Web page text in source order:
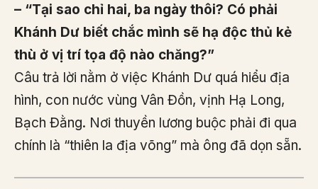
– “Tại sao chỉ hai, ba ngày thôi? Có phải
Khánh Dư biết chắc mình sẽ hạ độc thủ kẻ
thù ở vị trí tọa độ nào chăng?”
Câu trả lời nằm ở việc Khánh Dư quá hiểu địa
hình, con nước vùng Vân Đồn, vịnh Hạ Long,
Bạch Đằng. Nơi thuyền lương buộc phải đi qua
chính là “thiên la địa võng” mà ông đã dọn sẵn.